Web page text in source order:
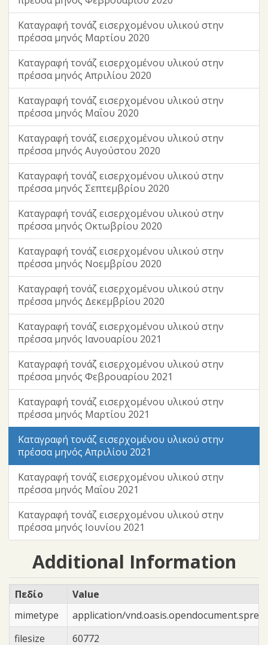
Καταγραφή τονάζ εισερχομένου υλικού στην
πρέσσα μηνός Μαρτίου 2020
Καταγραφή τονάζ εισερχομένου υλικού στην
πρέσσα μηνός Απριλίου 2020
Καταγραφή τονάζ εισερχομένου υλικού στην
πρέσσα μηνός Μαΐου 2020
Καταγραφή τονάζ εισερχομένου υλικού στην
πρέσσα μηνός Αυγούστου 2020
Καταγραφή τονάζ εισερχομένου υλικού στην
πρέσσα μηνός Σεπτεμβρίου 2020
Καταγραφή τονάζ εισερχομένου υλικού στην
πρέσσα μηνός Οκτωβρίου 2020
Καταγραφή τονάζ εισερχομένου υλικού στην
πρέσσα μηνός Νοεμβρίου 2020
Καταγραφή τονάζ εισερχομένου υλικού στην
πρέσσα μηνός Δεκεμβρίου 2020
Καταγραφή τονάζ εισερχομένου υλικού στην
πρέσσα μηνός Ιανουαρίου 2021
Καταγραφή τονάζ εισερχομένου υλικού στην
πρέσσα μηνός Φεβρουαρίου 2021
Καταγραφή τονάζ εισερχομένου υλικού στην
πρέσσα μηνός Μαρτίου 2021
Καταγραφή τονάζ εισερχομένου υλικού στην
πρέσσα μηνός Απριλίου 2021
Καταγραφή τονάζ εισερχομένου υλικού στην
πρέσσα μηνός Μαΐου 2021
Καταγραφή τονάζ εισερχομένου υλικού στην
πρέσσα μηνός Ιουνίου 2021
Additional Information
Πεδίο
Value
mimetype
application/
filesize
60772